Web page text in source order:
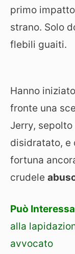
primo
strano. Solo
flebili guaiti.
Hanno
fronte una
Jerry,
disidratato, e
fortuna
crudele
Può
alla
avvocato